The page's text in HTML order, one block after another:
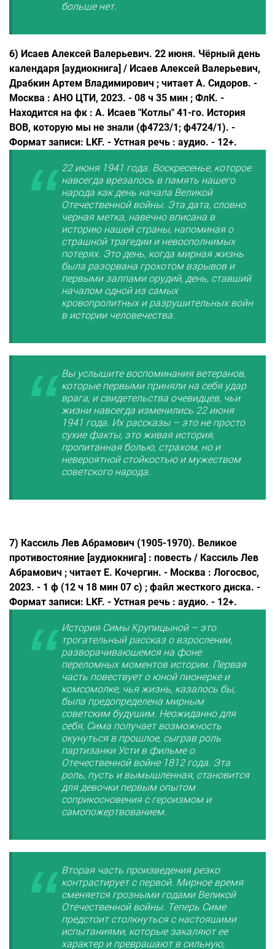
больше нет.
6) Исаев Алексей Валерьевич. 22 июня. Чёрный день
календаря [аудиокнига] / Исаев Алексей Валерьевич,
Драбкин Артем Владимирович ; читает А. Сидоров. -
Москва : АНО ЦТИ, 2023. - 08 ч 35 мин ; ФлК. -
Находится на фк : А. Исаев "Котлы" 41-го. История
ВОВ, которую мы не знали (ф4723/1; ф4724/1). -
Формат записи: LKF. - Устная речь : аудио. - 12+.
22 июня 1941 года. Воскресенье, которое
навсегда врезалось в память нашего
народа как день начала Великой
Отечественной войны. Эта дата, словно
черная метка, навечно вписана в
историю нашей страны, напоминая о
страшной трагедии и невосполнимых
потерях. Это день, когда мирная жизнь
была разорвана грохотом взрывов и
первыми залпами орудий, день, ставший
началом одной из самых
кровопролитных и разрушительных войн
в истории человечества.
Вы услышите воспоминания ветеранов,
которые первыми приняли на себя удар
врага, и свидетельства очевидцев, чьи
жизни навсегда изменились 22 июня
1941 года. Их рассказы – это не просто
сухие факты, это живая история,
пропитанная болью, страхом, но и
невероятной стойкостью и мужеством
советского народа.
7) Кассиль Лев Абрамович (1905-1970). Великое
противостояние [аудиокнига] : повесть / Кассиль Лев
Абрамович ; читает Е. Кочергин. - Москва : Логосвос,
2023. - 1 ф (12 ч 18 мин 07 с) ; файл жесткого диска. -
Формат записи: LKF. - Устная речь : аудио. - 12+.
История Симы Крупицыной – это
трогательный рассказ о взрослении,
разворачивающемся на фоне
переломных моментов истории. Первая
часть повествует о юной пионерке и
комсомолке, чья жизнь, казалось бы,
была предопределена мирным
советским будущим. Неожиданно для
себя, Сима получает возможность
окунуться в прошлое, сыграв роль
партизанки Усти в фильме о
Отечественной войне 1812 года. Эта
роль, пусть и вымышленная, становится
для девочки первым опытом
соприкосновения с героизмом и
самопожертвованием.
Вторая часть произведения резко
контрастирует с первой. Мирное время
сменяется грозными годами Великой
Отечественной войны. Теперь Симе
предстоит столкнуться с настоящими
испытаниями, которые закаляют ее
характер и превращают в сильную,